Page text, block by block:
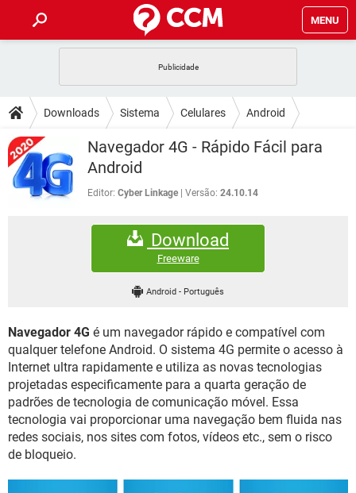
MENU
CELULAR FACEBOOK
OUTLOOK EXCEL
INSTAGRAM
GUIA DE COMPRAS
DICAS
JOGOS WHATSAPP
CELULAR FACEBOOK
OUTLOOK
DOWNLOADS
JOGOS
CELULAR FACEBOOK
EXCEL
GMAIL
FÓRUM
FACEBOOK
EXCEL
GMAIL
WHATSAPP
INSTAGRAM GMAIL
GUIA DE COMPRAS
Downloads Sistema Celulares Android
Navegador 4G - Rápido Fácil para
Android
Editor: Cyber Linkage Versão: 24.10.14
Download
Freeware
Android - Português
Navegador 4G é um navegador rápido e compatível com
qualquer telefone Android. O sistema 4G permite o acesso à
Internet ultra rapidamente e utiliza as novas tecnologias
projetadas especificamente para a quarta geração de
padrões de tecnologia de comunicação móvel. Essa
tecnologia vai proporcionar uma navegação bem fluida nas
redes sociais, nos sites com fotos, vídeos etc., sem o risco
de bloqueio.